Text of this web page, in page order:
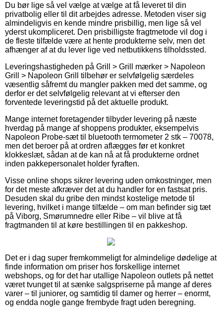
Du bør lige så vel vælge at vælge at få leveret til din
privatbolig eller til dit arbejdes adresse. Metoden viser sig
almindeligvis en kende mindre prisbillig, men lige så vel
yderst ukompliceret. Den prisbilligste fragtmetode vil dog i
de fleste tilfælde være at hente produkterne selv, men det
afhænger af at du lever lige ved netbutikkens tilholdssted.
Leveringshastigheden på Grill > Grill mærker > Napoleon
Grill > Napoleon Grill tilbehør er selvfølgelig særdeles
væsentlig såfremt du mangler pakken med det samme, og
derfor er det selvfølgelig relevant at vi efterser den
forventede leveringstid på det aktuelle produkt.
Mange internet foretagender tilbyder levering på næste
hverdag på mange af shoppens produkter, eksempelvis
Napoleon Probe-sæt til bluetooth termometer 2 stk – 70078,
men det beroer på at ordren aflægges før et konkret
klokkeslæt, sådan at de kan nå at få produkterne ordnet
inden pakkepersonalet holder fyraften.
Visse online shops sikrer levering uden omkostninger, men
for det meste afkræver det at du handler for en fastsat pris.
Desuden skal du gribe den mindst kostelige metode til
levering, hvilket i mange tilfælde – om man befinder sig tæt
på Viborg, Smørumnedre eller Ribe – vil blive at få
fragtmanden til at køre bestillingen til en pakkeshop.
Det er i dag super fremkommeligt for almindelige dødelige at
finde information om priser hos forskellige internet
webshops, og for det har utallige Napoleon outlets på nettet
været tvunget til at sænke salgspriserne på mange af deres
varer – til juniorer, og samtidig til damer og herrer – enormt,
og endda nogle gange frembyde fragt uden beregning.